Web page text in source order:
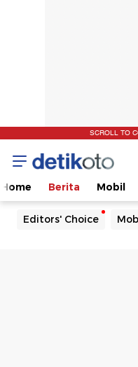
SCROLL TO
Home Berita Mobil
Editors' Choice